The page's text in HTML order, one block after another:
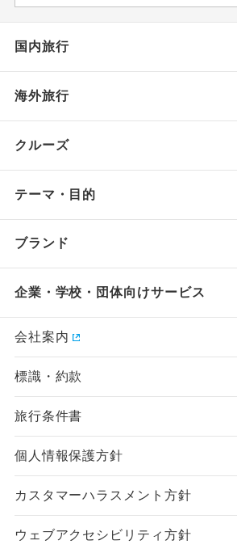
国内旅行
海外旅行
クルーズ
テーマ・目的
ブランド
企業・学校・団体向けサービス
会社案内
標識・約款
旅行条件書
個人情報保護方針
カスタマーハラスメント方針
ウェブアクセシビリティ方針